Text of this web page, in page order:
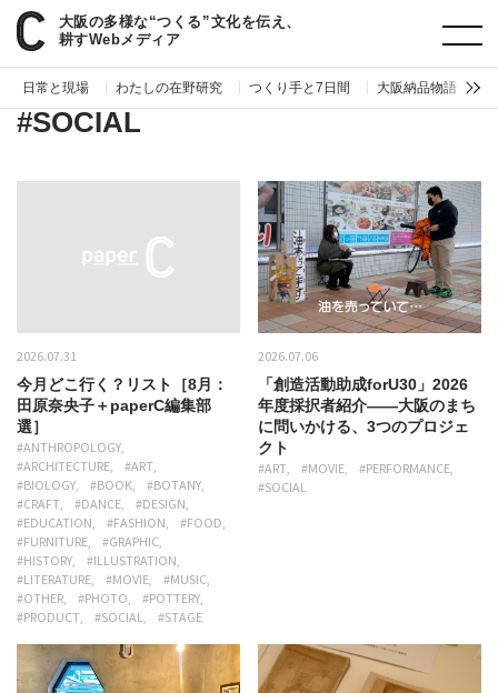
大阪の多様な“つくる”文化を伝え、
耕すWebメディア
日常と現場 わたしの在野研究 つくり手と7日間 大阪納品物語
paperC ジャンル SOCIAL
#SOCIAL
2026.07.31
今月どこ行く？リスト［8月：
田原奈央子＋paperC編集部
選］
#ANTHROPOLOGY
#ARCHITECTURE
#ART
#BIOLOGY
#BOOK
#BOTANY
#CRAFT
#DANCE
#DESIGN
#EDUCATION
#FASHION
#FOOD
#FURNITURE
#GRAPHIC
#HISTORY
#ILLUSTRATION
#LITERATURE
#MOVIE
#MUSIC
#OTHER
#PHOTO
#POTTERY
#PRODUCT
#SOCIAL #STAGE
2026.07.06
「創造活動助成forU30」2026
年度採択者紹介——大阪のまち
に問いかける、3つのプロジェ
クト
#ART #MOVIE
#PERFORMANCE
#SOCIAL